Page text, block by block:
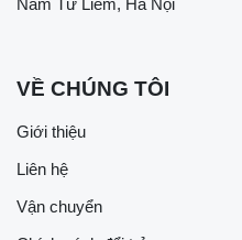
VỀ CHÚNG TÔI
Giới thiệu
Liên hệ
Vận chuyển